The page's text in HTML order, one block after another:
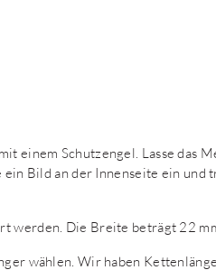
einem Schutzengel. Lasse das
Bild an der Innenseite ein und
werden. Die Breite beträgt 22
wählen. Wir haben